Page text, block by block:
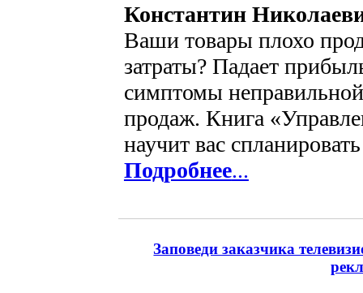
Константин
Ваши товары плохо
затраты? Падает
симптомы
продаж. Книга
научит вас
Подробнее...
Заповеди заказчика